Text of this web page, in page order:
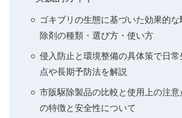
ゴキブリの生態に基づいた効果的
除剤の種類・選び方・使い方
侵入防止と環境整備の具体策で日
点や長期予防法を解説
市販駆除製品の比較と使用上の注意
の特徴と安全性について